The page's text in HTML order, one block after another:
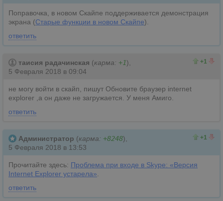
Поправочка, в новом Скайпе поддерживается демонстрация
экрана (Старые функции в новом Скайпе).
ответить
+1
таисия радачинская (карма: +1),
5 Февраля 2018 в 09:04
не могу войти в скайп, пишут Обновите браузер internet
explorer ,а он даже не загружается. У меня Амиго.
ответить
+1
Администратор (карма: +8248),
5 Февраля 2018 в 13:53
Прочитайте здесь: Проблема при входе в Skype: «Версия
Internet Explorer устарела»
ответить